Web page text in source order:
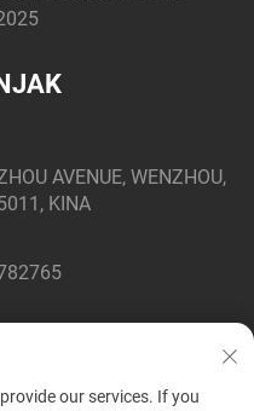
AVENUE, WENZHOU,
KINA
our services. If you